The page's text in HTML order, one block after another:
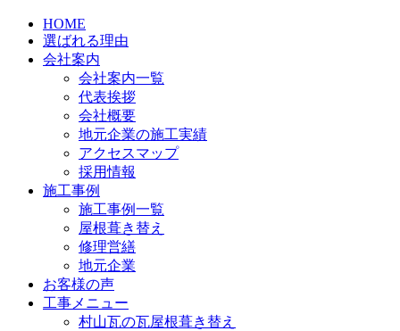
HOME
選ばれる理由
会社案内
会社案内一覧
代表挨拶
会社概要
地元企業の施工実績
アクセスマップ
採用情報
施工事例
施工事例一覧
屋根葺き替え
修理営繕
地元企業
お客様の声
工事メニュー
村山瓦の瓦屋根葺き替え